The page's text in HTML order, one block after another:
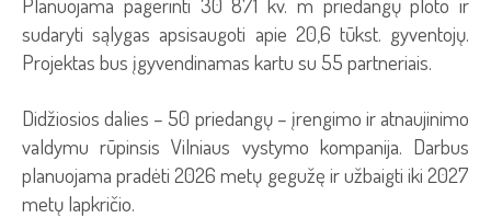
sudaryti sąlygas apsisaugoti apie 20,6 tūkst. gyventojų.
Projektas bus įgyvendinamas kartu su 55 partneriais.
Didžiosios dalies – 50 priedangų – įrengimo ir atnaujinimo
valdymu rūpinsis Vilniaus vystymo kompanija. Darbus
planuojama pradėti 2026 metų gegužę ir užbaigti iki 2027
metų lapkričio.